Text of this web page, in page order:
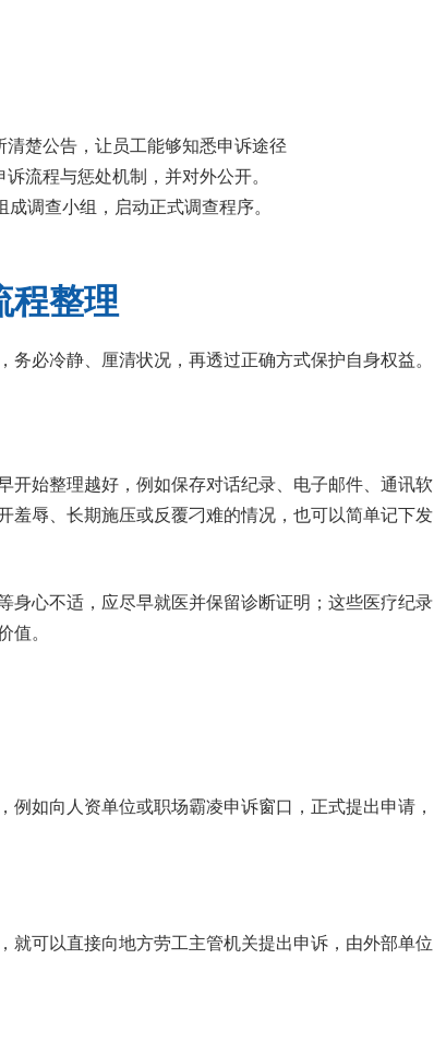
楚公告，让员工能够知悉申诉途径
流程与惩处机制，并对外公开。
调查小组，启动正式调查程序。
程整理
必冷静、厘清状况，再透过正确方式保护自身权益。
开始整理越好，例如保存对话纪录、电子邮件、通讯软
羞辱、长期施压或反覆刁难的情况，也可以简单记下发
身心不适，应尽早就医并保留诊断证明；这些医疗纪录
。
如向人资单位或职场霸凌申诉窗口，正式提出申请，
就可以直接向地方劳工主管机关提出申诉，由外部单位